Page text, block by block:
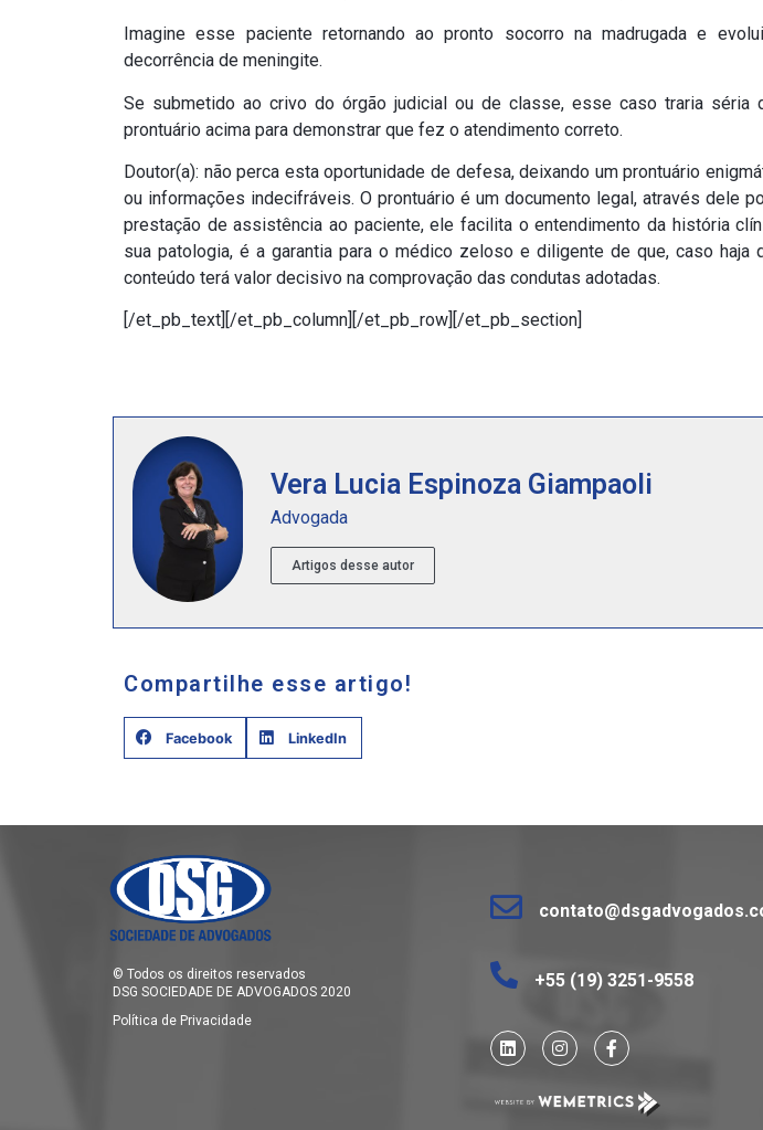
Imagine esse paciente retornando ao pronto socorro na madrugada e
decorrência de meningite.
Se submetido ao crivo do órgão judicial ou de classe, esse caso traria séria
prontuário acima para demonstrar que fez o atendimento correto.
Doutor(a): não perca esta oportunidade de defesa, deixando um prontuário
ou informações indecifráveis. O prontuário é um documento legal, através dele
prestação de assistência ao paciente, ele facilita o entendimento da história
sua patologia, é a garantia para o médico zeloso e diligente de que, caso haja
conteúdo terá valor decisivo na comprovação das condutas adotadas.
[/et_pb_text][/et_pb_column][/et_pb_row][/et_pb_section]
Vera Lucia Espinoza Giampaoli
Advogada
Artigos desse autor
Compartilhe esse artigo!
Facebook LinkedIn
© Todos os direitos reservados
DSG SOCIEDADE DE ADVOGADOS 2020
Política de Privacidade
+55 (19) 3251-9558